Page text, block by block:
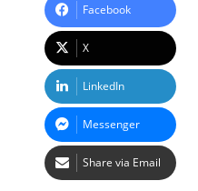
Facebook
X
LinkedIn
Messenger
Share via Email